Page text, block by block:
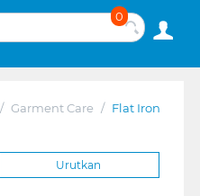
0
/ Garment Care / Flat Iron
Urutkan